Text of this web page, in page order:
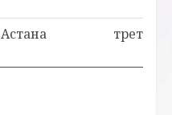
Астана третья